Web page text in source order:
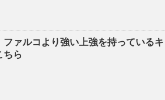
ファルコより強い上強を持っているキ
ちら